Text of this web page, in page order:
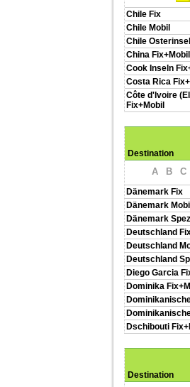
Chile Fix
Chile Mobil
Chile
China Fix+Mobil
Cook Inseln
Costa Rica
Côte d'Ivoire
Fix+Mobil
Destination
A B C
Dänemark Fix
Dänemark
Dänemark
Deutschland
Deutschland
Deutschland
Diego Garcia
Dominika
Dschibouti
Destination